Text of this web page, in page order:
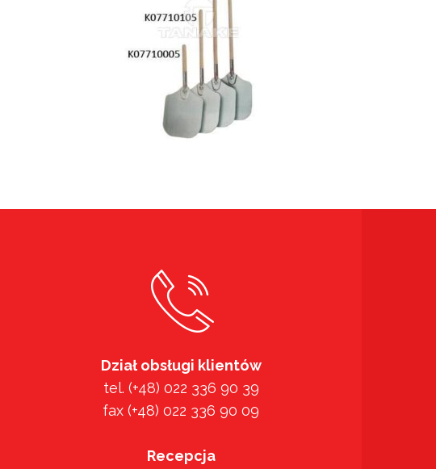
Dział obsługi klientów
tel. (+48) 022 336 90 39
fax (+48) 022 336 90 09
Recepcja